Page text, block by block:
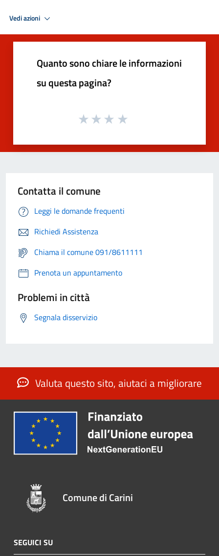
Vedi azioni
Quanto sono chiare le informazioni
su questa pagina?
Contatta il comune
Leggi le domande frequenti
Richiedi Assistenza
Chiama il comune 091/8611111
Prenota un appuntamento
Problemi in città
Segnala disservizio
Valuta questo sito, aiutaci a migliorare
Comune di Carini
SEGUICI SU